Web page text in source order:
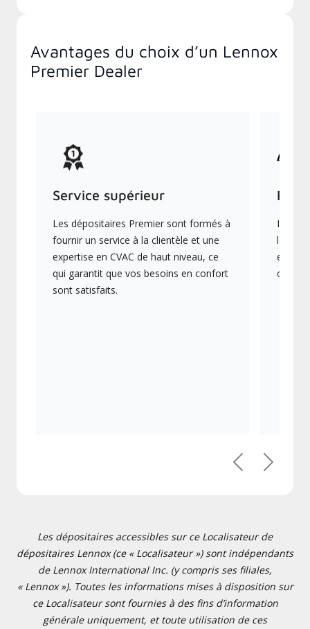
Avantages du choix d’un Lennox
Premier Dealer
Service supérieur
Les dépositaires Premier sont formés à
fournir un service à la clientèle et une
expertise en CVAC de haut niveau, ce
qui garantit que vos besoins en confort
sont satisfaits.
Ils
les
en
PrécédentSuivant
Les dépositaires accessibles sur ce Localisateur de
dépositaires Lennox (ce « Localisateur ») sont indépendants
de Lennox International Inc. (y compris ses filiales,
« Lennox »). Toutes les informations mises à disposition sur
ce Localisateur sont fournies à des fins d’information
générale uniquement, et toute utilisation de ces